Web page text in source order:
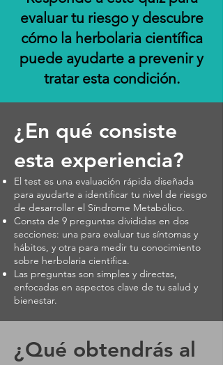
evaluar tu riesgo y descubre
cómo la herbolaria científica
puede ayudarte a prevenir y
tratar esta condición.
¿En qué consiste
esta experiencia?
El test es una evaluación rápida diseñada
para ayudarte a identificar tu nivel de riesgo
de desarrollar el Síndrome Metabólico.
Consta de 9 preguntas divididas en dos
secciones: una para evaluar tus síntomas y
hábitos, y otra para medir tu conocimiento
sobre herbolaria científica.
Las preguntas son simples y directas,
enfocadas en aspectos clave de tu salud y
bienestar.
¿Qué obtendrás al